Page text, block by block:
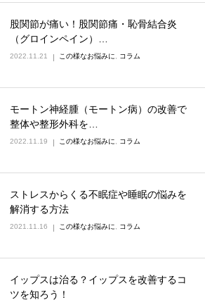
股関節が痛い！股関節痛・恥骨結合炎
（グロインペイン）…
2022.11.21 この様なお悩みに コラム
モートン神経腫（モートン病）の改善で
整体や整形外科を…
2022.11.19 この様なお悩みに, コラム
ストレスからくる不眠症や睡眠の悩みを
解消する方法
2021.11.16 この様なお悩みに, コラム
イップスは治る？イップスを改善するコ
ツを知ろう！